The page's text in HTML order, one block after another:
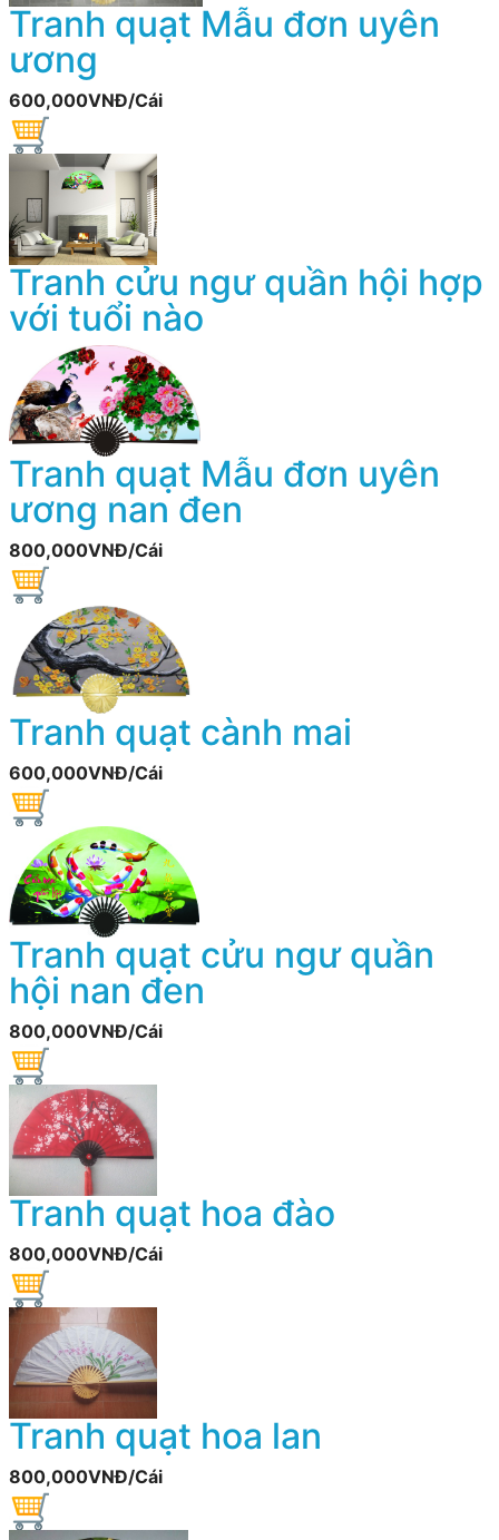
Tranh quạt Mẫu đơn uyên
ương
600,000VNĐ/Cái
Tranh cửu ngư quần hội hợp
với tuổi nào
Tranh quạt Mẫu đơn uyên
ương nan đen
800,000VNĐ/Cái
Tranh quạt cành mai
600,000VNĐ/Cái
Tranh quạt cửu ngư quần
hội nan đen
800,000VNĐ/Cái
Tranh quạt hoa đào
800,000VNĐ/Cái
Tranh quạt hoa lan
800,000VNĐ/Cái